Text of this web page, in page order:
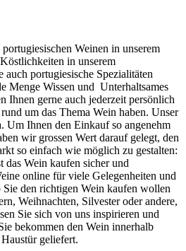
Weinen in unserem
in unserem
portugiesische Spezialitäten
Menge Wissen und Unterhaltsames
Ihnen gerne auch jederzeit persönlich
um das Thema Wein haben. Unser
Um Ihnen den Einkauf so angenehm
wir grossen Wert darauf gelegt, den
so einfach wie möglich zu gestalten:
das Wein kaufen sicher und
online für viele Gelegenheiten und
den richtigen Wein kaufen wollen
Weihnachten, Silvester oder andere,
Sie sich von uns inspirieren und
bekommen den Wein innerhalb
geliefert.